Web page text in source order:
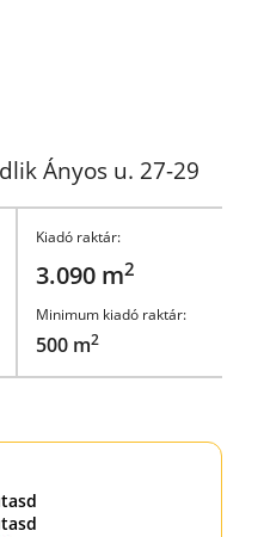
Ányos u. 27-29
Kiadó raktár:
3.090 m2
Minimum kiadó raktár:
500 m2